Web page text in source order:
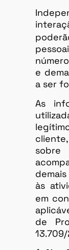
e
a ser
As
às
em
de